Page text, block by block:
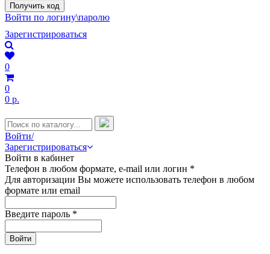
Войти по логину\паролю
Зарегистрироваться
0
0
0 р.
Войти/
Зарегистрироваться
Войти в кабинет
Телефон в любом формате, e-mail или логин *
Для авторизации Вы можете использовать телефон в любом
формате или email
Введите пароль *